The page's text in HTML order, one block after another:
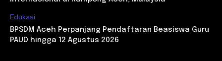
Edukasi
BPSDM Aceh Perpanjang Pendaftaran Beasiswa Guru
PAUD hingga 12 Agustus 2026